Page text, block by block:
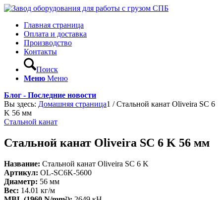
Главная страница
Оплата и доставка
Производство
Контакты
Поиск
Меню Меню
Блог - Последние новости
Вы здесь: Домашняя страница1 / Стальной канат Oliveira SC 6
K 56 мм
Стальной канат
Стальной канат Oliveira SC 6 K 56 мм
Название: Стальной канат Oliveira SC 6 K
Артикул: OL-SC6K-5600
Диаметр: 56 мм
Вес: 14.01 кг/м